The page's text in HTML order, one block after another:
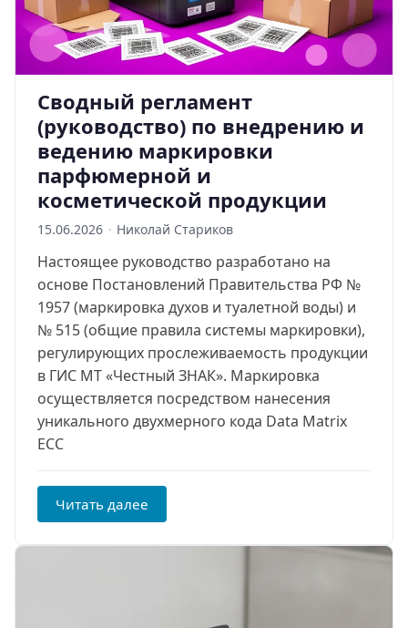
Сводный регламент
(руководство) по внедрению и
ведению маркировки
парфюмерной и
косметической продукции
15.06.2026 · Николай Стариков
Настоящее руководство разработано на
основе Постановлений Правительства РФ №
1957 (маркировка духов и туалетной воды) и
№ 515 (общие правила системы маркировки),
регулирующих прослеживаемость продукции
в ГИС МТ «Честный ЗНАК». Маркировка
осуществляется посредством нанесения
уникального двухмерного кода Data Matrix
ECC
Читать далее